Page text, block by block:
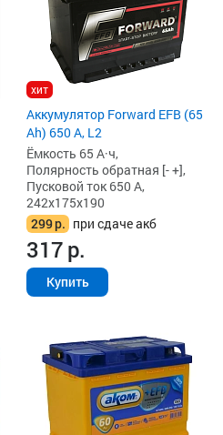
хит
Аккумулятор Forward EFB (65
Ah) 650 А, L2
Ёмкость 65 А·ч,
Полярность обратная [- +],
Пусковой ток 650 А,
242x175x190
299р. при сдаче акб
317р.
Купить